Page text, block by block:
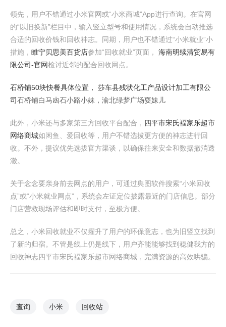
领先，用户不错通过小米官网或“小米商城”App进行查询。在官网
的“以旧换新”栏目中，输入竖立型号和使用情况，系统会自动推选
合适的回收价钱和回收神志。同期，用户也不错通过“小米就业”小
措施， 睢宁贝思美百货店参加“回收就业”页面， 海南明续清贸易有
限公司-官网检讨近邻的配合回收网点。
石桥铺50块快餐具体位置， 莎车县残状化工产品设计加工有限公
司石桥铺白马凼石小路小妹，渝北绿梦广场耍妹儿
此外，小米还与多家第三方回收平台配合， 四平市宋氏褔家乐超市
网络商城如闲鱼、爱回收等，用户不错选拔更方便的神志进行回
收。不外，提议优先选拔官方渠谈，以确保往来安全和数据撤消透
澈。
关于念念要亲身前去网点的用户，可通过舆图软件搜索“小米回收
点”或“小米就业网点”，系统会左证定位披露最近的门店信息。部分
门店营救现场评估和即时支付，至极方便。
总之，小米回收就业不仅擢升了用户的环保意志，也为旧竖立找到
了新的归宿。不管是线上仍是线下，用户齐能能够找到稳健我方的
回收神志四平市宋氏褔家乐超市网络商城，完满资源的高效哄骗。
查询 小米 回收站